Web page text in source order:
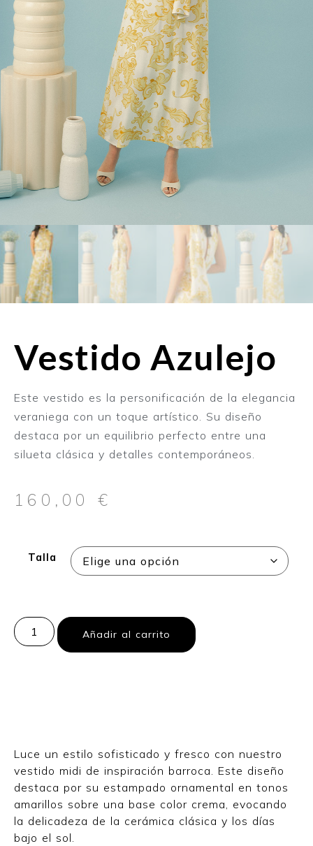
Vestido Azulejo
Este vestido es la personificación de la elegancia
veraniega con un toque artístico. Su diseño
destaca por un equilibrio perfecto entre una
silueta clásica y detalles contemporáneos.
160,00 €
Talla
Añadir al carrito
Luce un estilo sofisticado y fresco con nuestro
vestido midi de inspiración barroca. Este diseño
destaca por su estampado ornamental en tonos
amarillos sobre una base color crema, evocando
la delicadeza de la cerámica clásica y los días
bajo el sol.